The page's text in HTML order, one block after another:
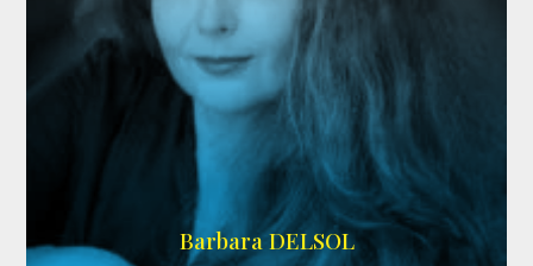
IMDB
Barbara DELSOL